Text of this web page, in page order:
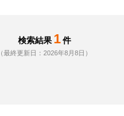
検索結果 1 件
（最終更新日：2026年8月8日）